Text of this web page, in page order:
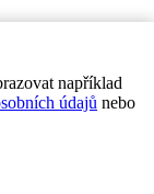
například
údajů nebo